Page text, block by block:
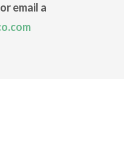
email a